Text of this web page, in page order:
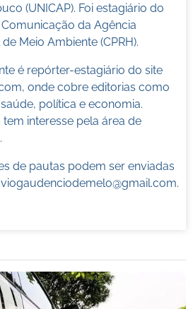
(UNICAP). Foi estagiário do
da Agência
Meio Ambiente (CPRH).
é repórter-estagiário do site
onde cobre editorias como
política e economia.
tem interesse pela área de
de pautas podem ser enviadas
.